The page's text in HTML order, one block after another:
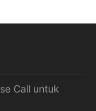
Call untuk